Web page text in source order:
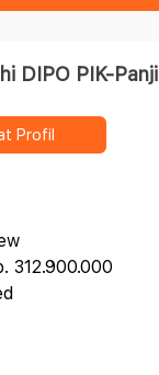
DIPO PIK-Panji
Profil
312.900.000